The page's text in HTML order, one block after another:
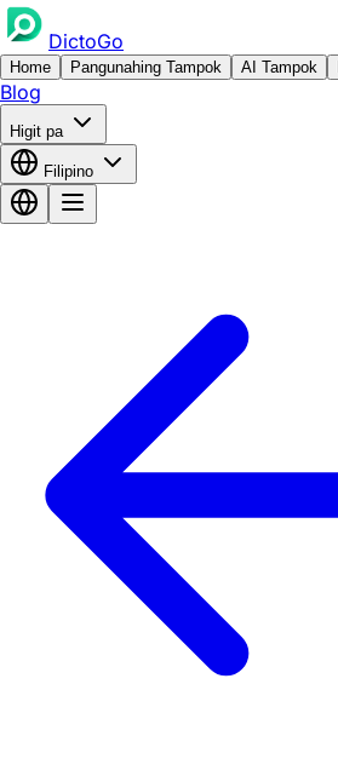
DictoGo
Home Pangunahing Tampok AI Tampok
Blog
Higit pa
Filipino